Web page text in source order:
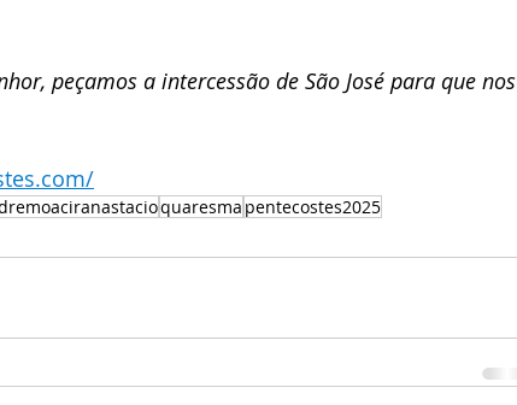
peçamos a intercessão de São José para que nos
quaresma pentecostes2025